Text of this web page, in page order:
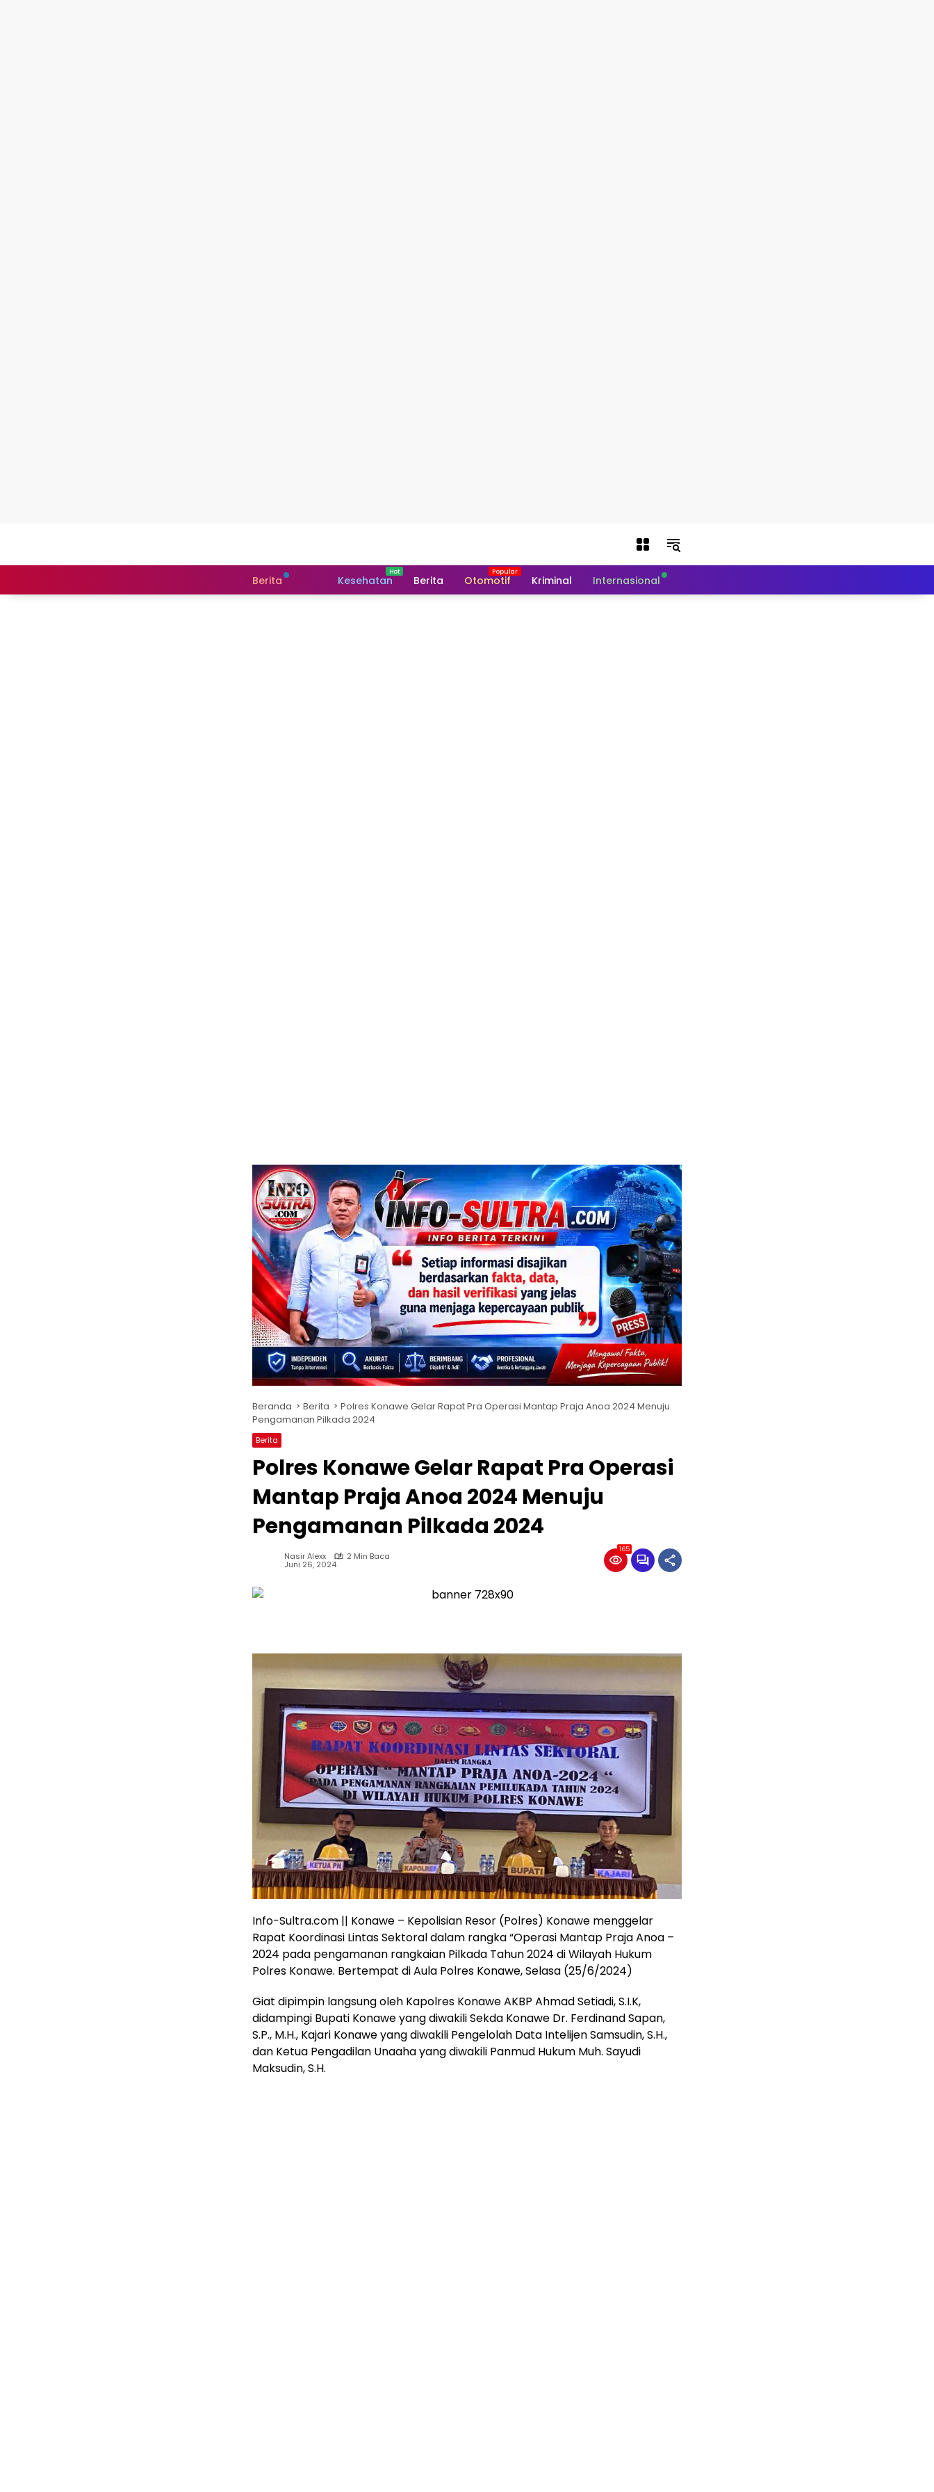
Berita HomeKesehatan Berita Otomotif Kriminal Internasional
Beranda Berita
Polres Konawe Gelar Rapat Pra Operasi Mantap Praja Anoa 2024 Menuju
Pengamanan Pilkada 2024
Berita
Polres Konawe Gelar Rapat Pra Operasi
Mantap Praja Anoa 2024 Menuju
Pengamanan Pilkada 2024
Nasir Alexx 2 Min Baca
Juni 26, 2024
165
Info-Sultra.com || Konawe – Kepolisian Resor (Polres) Konawe menggelar
Rapat Koordinasi Lintas Sektoral dalam rangka “Operasi Mantap Praja Anoa –
2024 pada pengamanan rangkaian Pilkada Tahun 2024 di Wilayah Hukum
Polres Konawe. Bertempat di Aula Polres Konawe, Selasa (25/6/2024)
Giat dipimpin langsung oleh Kapolres Konawe AKBP Ahmad Setiadi, S.I.K,
didampingi Bupati Konawe yang diwakili Sekda Konawe Dr. Ferdinand Sapan,
S.P., M.H., Kajari Konawe yang diwakili Pengelolah Data Intelijen Samsudin, S.H.,
dan Ketua Pengadilan Unaaha yang diwakili Panmud Hukum Muh. Sayudi
Maksudin, S.H.